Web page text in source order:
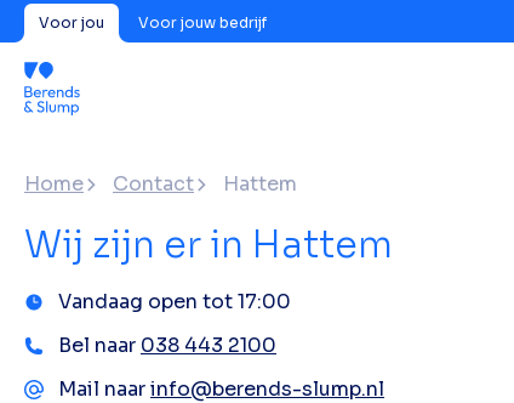
Voor jou Voor jouw bedrijf
Home Contact Hattem
Wij zijn er in Hattem
Vandaag open tot 17:00
Bel naar 038 443 2100
Mail naarinfo@berends-slump.nl